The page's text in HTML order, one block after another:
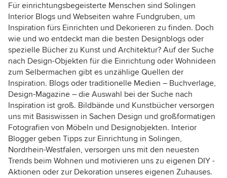
Für einrichtungsbegeisterte Menschen sind Solingen
Interior Blogs und Webseiten wahre Fundgruben, um
Inspiration fürs Einrichten und Dekorieren zu finden. Doch
wie und wo entdeckt man die besten Designblogs oder
spezielle Bücher zu Kunst und Architektur? Auf der Suche
nach Design-Objekten für die Einrichtung oder Wohnideen
zum Selbermachen gibt es unzählige Quellen der
Inspiration. Blogs oder traditionelle Medien – Buchverlage,
Design-Magazine – die Auswahl bei der Suche nach
Inspiration ist groß. Bildbände und Kunstbücher versorgen
uns mit Basiswissen in Sachen Design und großformatigen
Fotografien von Möbeln und Designobjekten. Interior
Blogger geben Tipps zur Einrichtung in Solingen,
Nordrhein-Westfalen, versorgen uns mit den neuesten
Trends beim Wohnen und motivieren uns zu eigenen DIY -
Aktionen oder zur Dekoration unseres eigenen Zuhauses.